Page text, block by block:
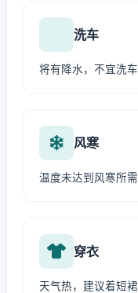
洗车
将有降水，不宜洗
风寒
温度未达到风寒所
穿衣
天气热，建议着短